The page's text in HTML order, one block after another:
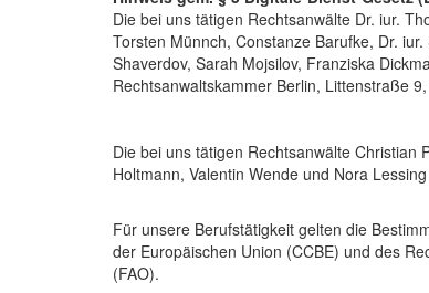
Die bei uns tätigen Rechtsanwälte Dr. iur.
Torsten Münnch, Constanze Barufke, Dr.
Shaverdov, Sarah Mojsilov, Franziska
Rechtsanwaltskammer Berlin, Littenstraße
Die bei uns tätigen Rechtsanwälte Christian
Holtmann, Valentin Wende und Nora
Für unsere Berufstätigkeit gelten die
der Europäischen Union (CCBE) und des
(FAO).